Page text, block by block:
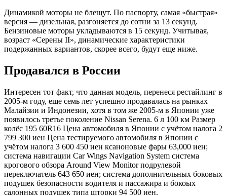
Динамикой моторы не блещут. По паспорту, самая «быстрая»
версия — дизельная, разгоняется до сотни за 13 секунд.
Бензиновые моторы укладываются в 15 секунд. Учитывая,
возраст «Серены II», динамические характеристики
подержанных вариантов, скорее всего, будут еще ниже.
Продавался в России
Интересен тот факт, что данная модель, перенеся рестайлинг в
2005-м году, еще семь лет успешно продавалась на рынках
Малайзии и Индонезии, хотя в том же 2005-м в Японии уже
появилось третье поколение Nissan Serena. 6 л 100 км Размер
колёс 195 60R16 Цена автомобиля в Японии с учётом налога 2
799 300 иен Цена тестируемого автомобиля в Японии c
учётом налога 3 600 450 иен ксаноновые фары 63,000 иен;
система навигации Car Wings Navigation System система
крогового обзора Around View Monitor подрулевой
переключатель 643 650 иен; система дополнительных боковых
подушек безопасности водителя и пассажира и бокоых
салонных подушек типа шторки 94 500 иен.